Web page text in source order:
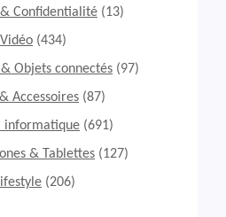
Confidentialité (13)
(434)
& Objets connectés (97)
Accessoires (87)
informatique (691)
& Tablettes (127)
(206)